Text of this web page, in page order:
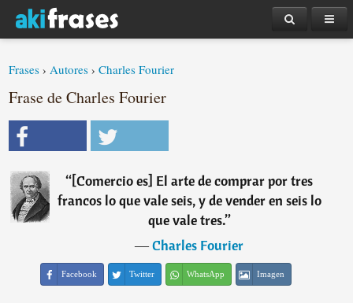
Frases ›Autores ›Charles Fourier
Frase de Charles Fourier
“[Comercio es] El arte de comprar por tres
francos lo que vale seis, y de vender en seis lo
que vale tres.”
―Charles Fourier
Facebook Twitter WhatsApp Imagen